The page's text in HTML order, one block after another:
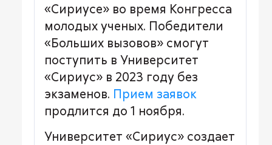
«Сириусе» во время Конгресса
молодых ученых. Победители
«Больших вызовов» смогут
поступить в Университет
«Сириус» в 2023 году без
экзаменов. Прием заявок
продлится до 1 ноября.
Университет «Сириус» создает